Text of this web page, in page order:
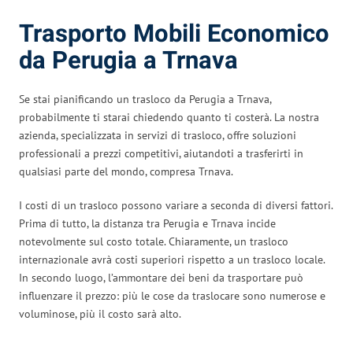
Trasporto Mobili Economico
da Perugia a Trnava
Se stai pianificando un trasloco da Perugia a Trnava,
probabilmente ti starai chiedendo quanto ti costerà. La nostra
azienda, specializzata in servizi di trasloco, offre soluzioni
professionali a prezzi competitivi, aiutandoti a trasferirti in
qualsiasi parte del mondo, compresa Trnava.
I costi di un trasloco possono variare a seconda di diversi fattori.
Prima di tutto, la distanza tra Perugia e Trnava incide
notevolmente sul costo totale. Chiaramente, un trasloco
internazionale avrà costi superiori rispetto a un trasloco locale.
In secondo luogo, l’ammontare dei beni da trasportare può
influenzare il prezzo: più le cose da traslocare sono numerose e
voluminose, più il costo sarà alto.